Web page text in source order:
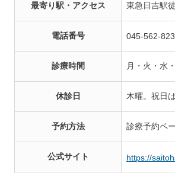
最寄り駅・アクセス 東急日吉駅
電話番号 045-562-
診療時間 月・火・水
休診日 木曜。祝日
予約方法 診療予約ペ
公式サイト https://